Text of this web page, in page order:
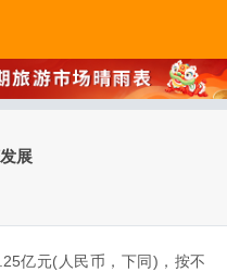
展
亿元(人民币，下同)，按不